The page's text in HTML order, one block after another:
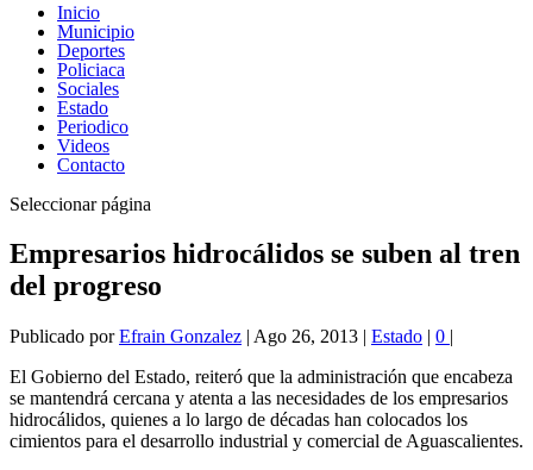
Inicio
Municipio
Deportes
Policiaca
Sociales
Estado
Periodico
Videos
Contacto
Seleccionar página
Empresarios hidrocálidos se suben al tren
del progreso
Publicado porEfrain Gonzalez | Ago 26, 2013 | Estado | 0 |
El Gobierno del Estado, reiteró que la administración que encabeza
se mantendrá cercana y atenta a las necesidades de los empresarios
hidrocálidos, quienes a lo largo de décadas han colocados los
cimientos para el desarrollo industrial y comercial de Aguascalientes.